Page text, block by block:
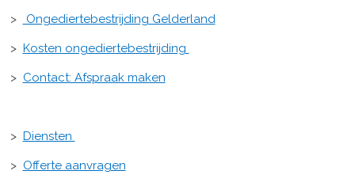
> Ongediertebestrijding Gelderland
> Kosten ongediertebestrijding
> Contact: Afspraak maken
> Diensten
> Offerte aanvragen